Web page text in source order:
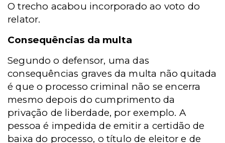
O trecho acabou incorporado ao voto do
relator.
Consequências da multa
Segundo o defensor, uma das
consequências graves da multa não quitada
é que o processo criminal não se encerra
mesmo depois do cumprimento da
privação de liberdade, por exemplo. A
pessoa é impedida de emitir a certidão de
baixa do processo, o título de eleitor e de